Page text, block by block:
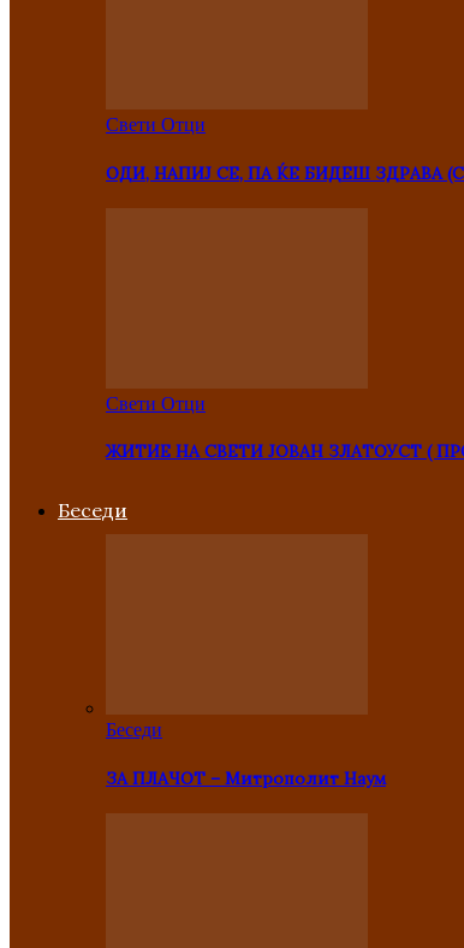
Свети Отци
ОДИ, НАПИЈ СЕ, ПА ЌЕ БИДЕШ ЗДРАВА
Свети Отци
ЖИТИЕ НА СВЕТИ ЈОВАН ЗЛАТОУСТ (
Беседи
Беседи
ЗА ПЛАЧОТ – Митрополит Наум